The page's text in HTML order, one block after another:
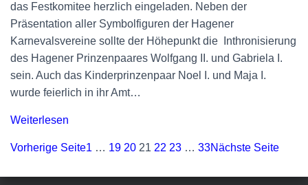
das Festkomitee herzlich eingeladen. Neben der
Präsentation aller Symbolfiguren der Hagener
Karnevalsvereine sollte der Höhepunkt die Inthronisierung
des Hagener Prinzenpaares Wolfgang II. und Gabriela I.
sein. Auch das Kinderprinzenpaar Noel I. und Maja I.
wurde feierlich in ihr Amt…
Weiterlesen
Vorherige Seite1 … 19 20 21 22 23 … 33Nächste Seite